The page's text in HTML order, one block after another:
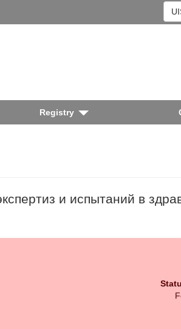
Registry
и испытаний в